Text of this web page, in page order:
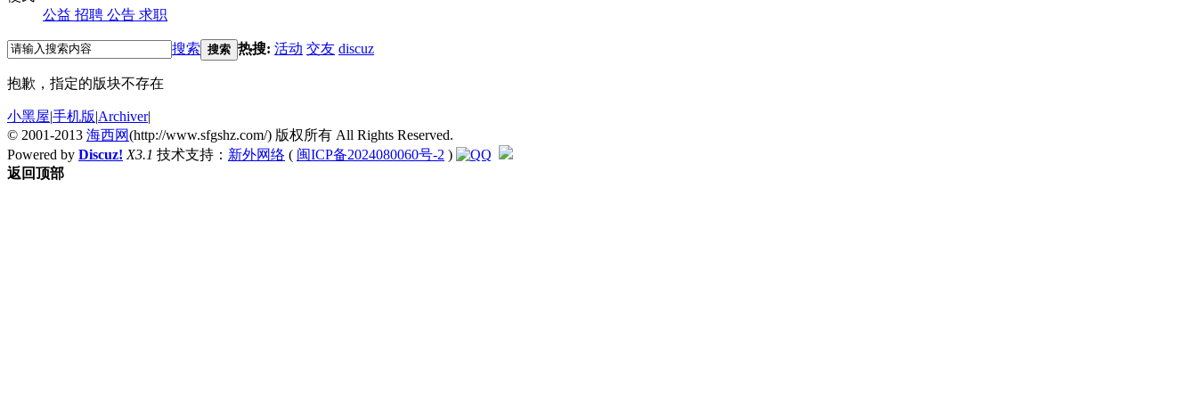
公益 招聘 公告 求职
搜索 搜索 热搜: 活动 交友 discuz
抱歉，指定的版块不存在
小黑屋|手机版|Archiver|
© 2001-2013 海西网(http://www.sfgshz.com/) 版权所有 All Rights Reserved.
Powered by Discuz! X3.1 技术支持： 新外网络 ( 闽ICP备2024080060号-2 )
返回顶部